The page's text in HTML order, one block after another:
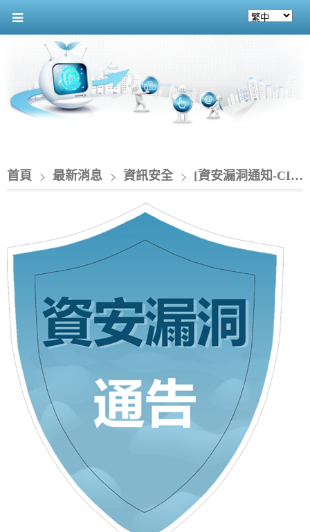
首頁 最新消息 資訊安全 [資安漏洞通知-CIO]_Zimbra Collaboration Suite 存在跨網站指令碼漏洞